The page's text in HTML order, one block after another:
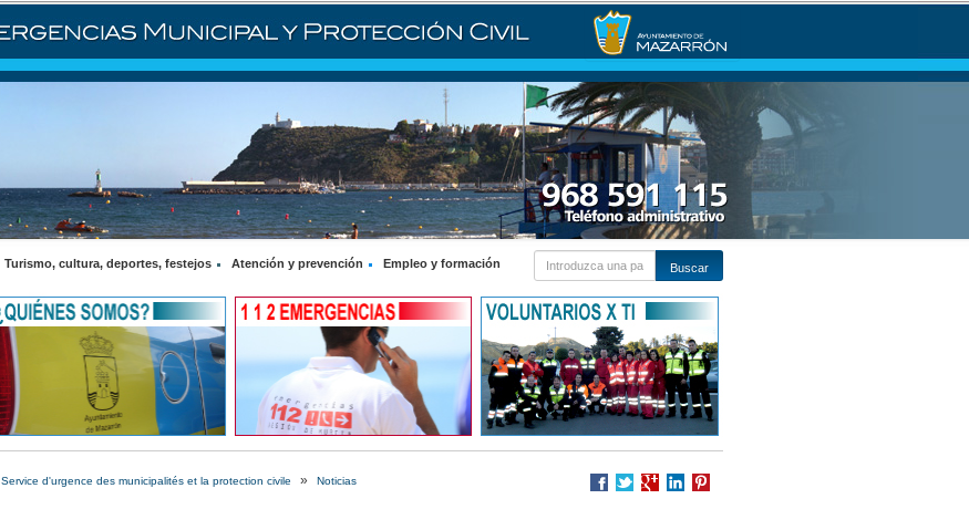
Turismo, cultura, deportes, festejos Atención y prevención Empleo y formación
Service d'urgence des municipalités et la protection civile » Noticias